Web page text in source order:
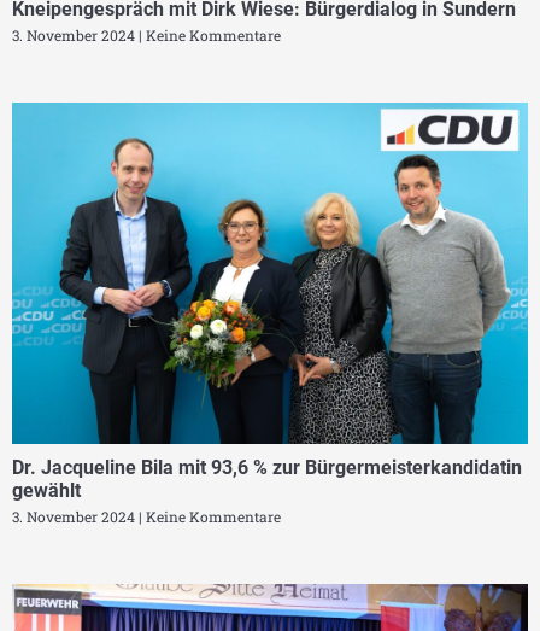
Kneipengespräch mit Dirk Wiese: Bürgerdialog in Sundern
3. November 2024 Keine Kommentare
Dr. Jacqueline Bila mit 93,6 % zur Bürgermeisterkandidatin
gewählt
3. November 2024 Keine Kommentare